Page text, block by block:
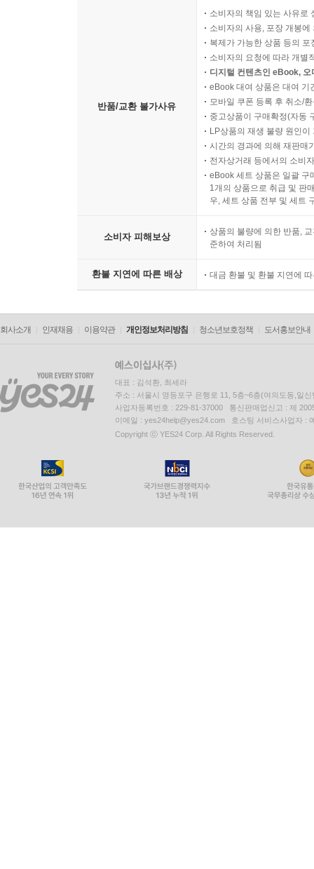
반품/교환 불가사유
소비자의 책임 있는 사유로
소비자의 사용, 포장 개봉
복제가 가능한 상품 등의
소비자의 요청에 따라 개별
디지털 컨텐츠인 eBook,
eBook 대여 상품은 대여 기
모바일 쿠폰 등록 후 취소/
중고상품이 구매확정(자동
LP상품의 재생 불량 원인
시간의 경과에 의해 재판매
전자상거래 등에서의 소비
eBook 세트 상품은 일괄 구
1개의 상품으로 취급 및 판
우, 세트 상품 전부 및 세트
소비자 피해보상
상품의 불량에 의한 반품,
준하여 처리됨
환불 지연에 따른 배상 대금 환불 및 환불 지연에
회사소개 인재채용 이용약관 개인정보처리방침 청소년보호정책 도서홍보안내
대표 : 김석환, 최세라
주소 : 서울시 영등포구 은행로 11, 5층~6층(여의도동,일신
사업자등록번호 : 229-81-37000 통신판매업신고 : 제
이메일 : yes24help@yes24.com 호스팅 서비스사업자 :
Copyright ⓒ YES24 Corp. All Rights Reserved.